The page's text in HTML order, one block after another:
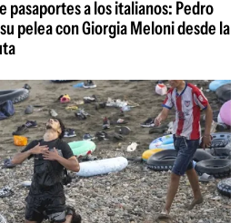
pasaportes a los italianos: Pedro
pelea con Giorgia Meloni desde la